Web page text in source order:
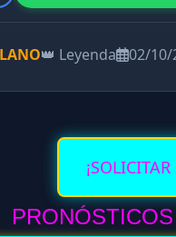
👑 Leyenda 02/10/